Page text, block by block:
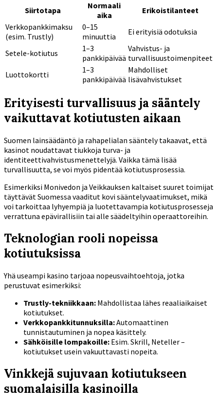
Siirtotapa
Normaali
aika
Erikoistilanteet
Verkkopankkimaksu
(esim. Trustly)
0–15
minuuttia
Ei erityisiä odotuksia
Setele-kotiutus
1–3
pankkipäivää
Vahvistus- ja
turvallisuustoimenpiteet
Luottokortti
1–3
pankkipäivää
Mahdolliset
lisävahvistukset
Erityisesti turvallisuus ja sääntely
vaikuttavat kotiutusten aikaan
Suomen lainsäädäntö ja rahapelialan sääntely takaavat, että
kasinot noudattavat tiukkoja turva- ja
identiteettivahvistusmenettelyjä. Vaikka tämä lisää
turvallisuutta, se voi myös pidentää kotiutusprosessia.
Esimerkiksi Monivedon ja Veikkauksen kaltaiset suuret toimijat
täyttävät Suomessa vaaditut kovi sääntelyvaatimukset, mikä
voi tarkoittaa lyhyempiä ja luotettavampia kotiutusprosesseja
verrattuna epävirallisiin tai alle säädeltyihin operaattoreihin.
Teknologian rooli nopeissa
kotiutuksissa
Yhä useampi kasino tarjoaa nopeusvaihtoehtoja, jotka
perustuvat esimerkiksi:
Trustly-tekniikkaan: Mahdollistaa lähes reaaliaikaiset
kotiutukset.
Verkkopankkitunnuksilla:Automaattinen
tunnistautuminen ja nopea käsittely.
Sähköisille lompakoille: Esim. Skrill, Neteller –
kotiutukset usein vakuuttavasti nopeita.
Vinkkejä sujuvaan kotiutukseen
suomalaisilla kasinoilla